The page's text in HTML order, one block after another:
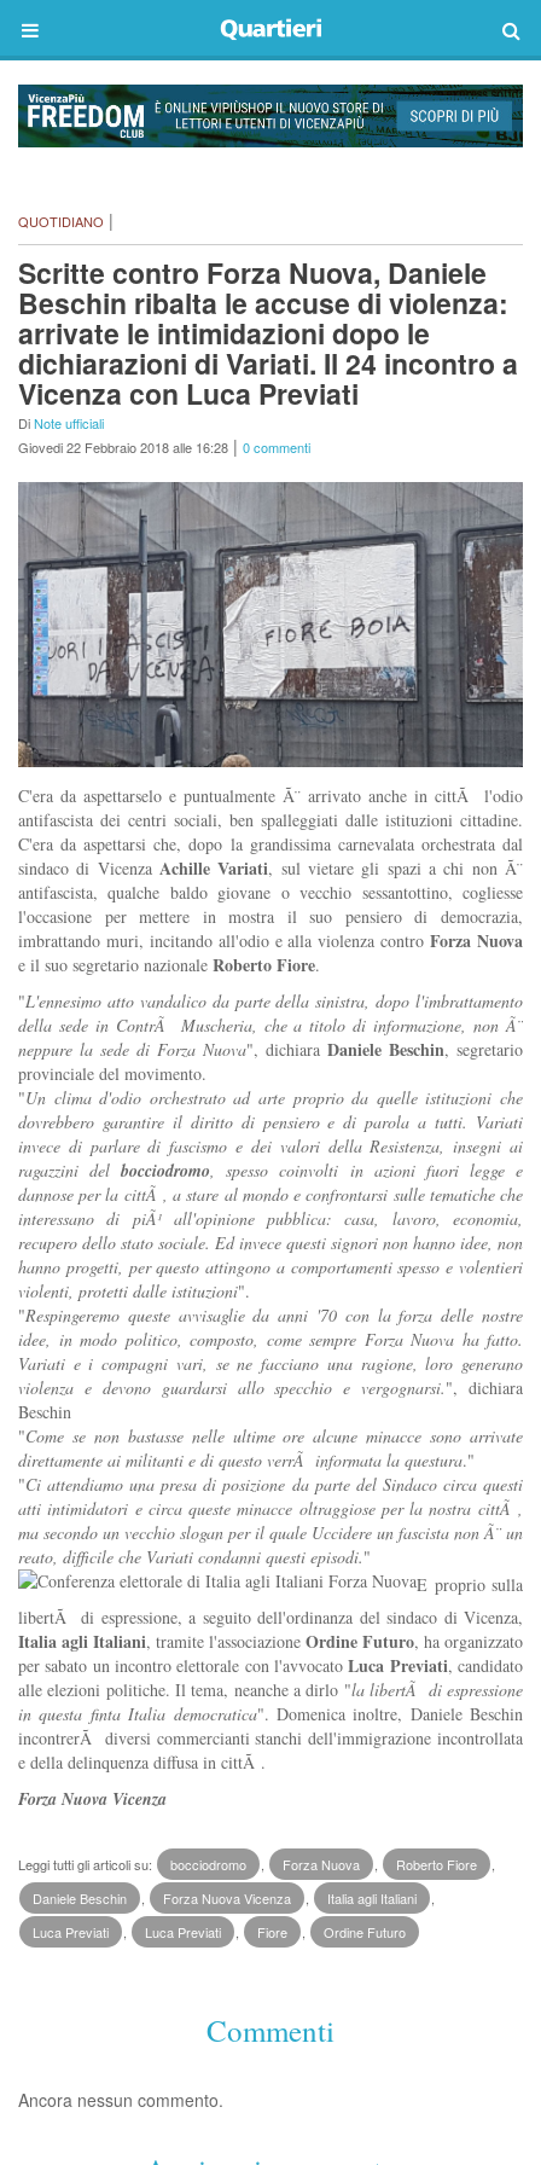
QUOTIDIANO |
Scritte contro Forza Nuova, Daniele
Beschin ribalta le accuse di violenza:
arrivate le intimidazioni dopo le
dichiarazioni di Variati. Il 24 incontro a
Vicenza con Luca Previati
DiNote ufficiali
Giovedi 22 Febbraio 2018 alle 16:28 | 0 commenti
C'era da aspettarselo e puntualmente Ã¨ arrivato anche in cittÃ l'odio
antifascista dei centri sociali, ben spalleggiati dalle istituzioni cittadine.
C'era da aspettarsi che, dopo la grandissima carnevalata orchestrata dal
sindaco di Vicenza Achille Variati, sul vietare gli spazi a chi non Ã¨
antifascista, qualche baldo giovane o vecchio sessantottino, cogliesse
l'occasione per mettere in mostra il suo pensiero di democrazia,
imbrattando muri, incitando all'odio e alla violenza controForza Nuova
e il suo segretario nazionale Roberto Fiore.
"L'ennesimo atto vandalico da parte della sinistra, dopo l'imbrattamento
della sede in ContrÃ Muscheria, che a titolo di informazione, non Ã¨
neppure la sede di Forza Nuova", dichiara Daniele Beschin, segretario
provinciale del movimento.
"Un clima d'odio orchestrato ad arte proprio da quelle istituzioni che
dovrebbero garantire il diritto di pensiero e di parola a tutti. Variati
invece di parlare di fascismo e dei valori della Resistenza, insegni ai
ragazzini del bocciodromo, spesso coinvolti in azioni fuori legge e
dannose per la cittÃ , a stare al mondo e confrontarsi sulle tematiche che
interessano di piÃ¹ all'opinione pubblica: casa, lavoro, economia,
recupero dello stato sociale. Ed invece questi signori non hanno idee, non
hanno progetti, per questo attingono a comportamenti spesso e volentieri
violenti, protetti dalle istituzioni".
"Respingeremo queste avvisaglie da anni '70 con la forza delle nostre
idee, in modo politico, composto, come sempre Forza Nuova ha fatto.
Variati e i compagni vari, se ne facciano una ragione, loro generano
violenza e devono guardarsi allo specchio e vergognarsi.", dichiara
Beschin
"Come se non bastasse nelle ultime ore alcune minacce sono arrivate
direttamente ai militanti e di questo verrÃ informata la questura."
"Ci attendiamo una presa di posizione da parte del Sindaco circa questi
atti intimidatori e circa queste minacce oltraggiose per la nostra cittÃ ,
ma secondo un vecchio slogan per il quale Uccidere un fascista non Ã¨ un
reato, difficile che Variati condanni questi episodi."
E proprio sulla
libertÃ di espressione, a seguito dell'ordinanza del sindaco di Vicenza,
Italia agli Italiani, tramite l'associazione Ordine Futuro, ha organizzato
per sabato un incontro elettorale con l'avvocatoLuca Previati, candidato
alle elezioni politiche. Il tema, neanche a dirlo "la libertÃ di espressione
in questa finta Italia democratica". Domenica inoltre, Daniele Beschin
incontrerÃ diversi commercianti stanchi dell'immigrazione incontrollata
e della delinquenza diffusa in cittÃ .
Forza Nuova Vicenza
Leggi tutti gli articoli su: bocciodromo Forza Nuova Roberto Fiore
Daniele Beschin
Forza Nuova Vicenza Italia agli Italiani
Luca Previati
Luca Previati Fiore Ordine Futuro
Commenti
Ancora nessun commento.